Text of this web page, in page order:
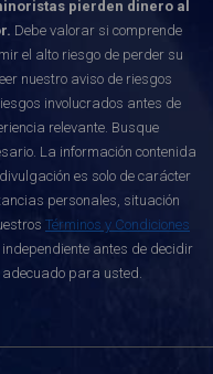
pierden dinero al
Debe valorar si comprende
el alto riesgo de perder su
nuestro aviso de riesgos
involucrados antes de
relevante. Busque
La información contenida
es solo de carácter
personales, situación
Términos y Condiciones
antes de decidir
para usted.